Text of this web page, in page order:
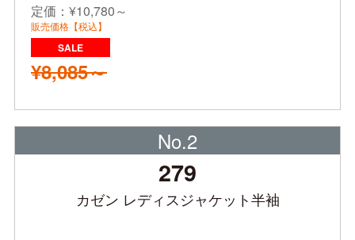
定価：¥10,780～
販売価格【税込】
¥8,085～
No.2
279
カゼン レディスジャケット半袖